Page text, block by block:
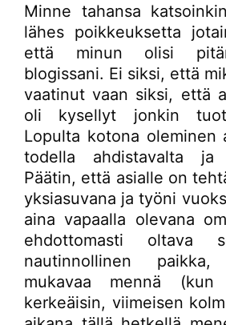
Minne tahansa
lähes poikkeuksetta
että minun olisi
blogissani. Ei siksi, että
vaatinut vaan siksi, että
oli kysellyt jonkin
Lopulta kotona oleminen
todella ahdistavalta ja
Päätin, että asialle on
yksiasuvana ja työni
aina vapaalla olevana
ehdottomasti
nautinnollinen
mukavaa mennä
kerkeäisin, viimeisen